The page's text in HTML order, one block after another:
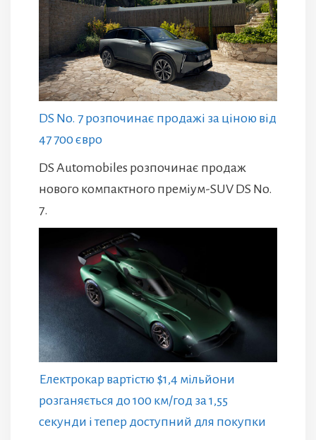
DS No. 7 розпочинає продажі за ціною від
47 700 євро
DS Automobiles розпочинає продаж
нового компактного преміум-SUV DS No.
7.
Електрокар вартістю $1,4 мільйони
розганяється до 100 км/год за 1,55
секунди і тепер доступний для покупки